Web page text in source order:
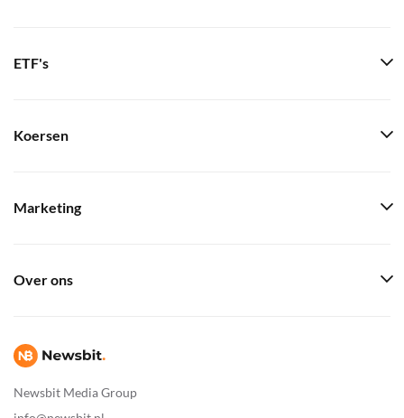
Newsbit Media Group
ETF's
Koersen
Marketing
Over ons